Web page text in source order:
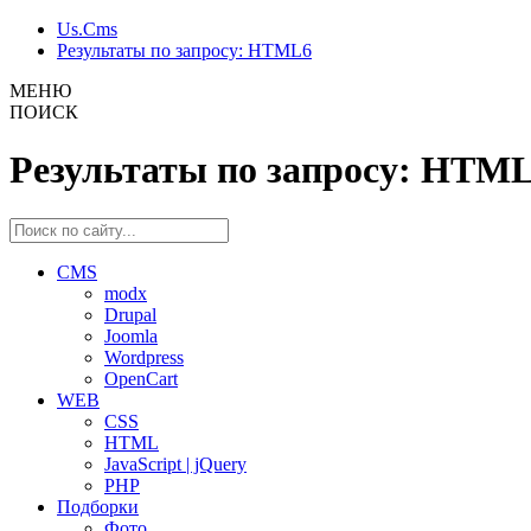
Us.Cms
Результаты по запросу: HTML6
МЕНЮ
ПОИСК
Результаты по запросу:
CMS
modx
Drupal
Joomla
Wordpress
OpenCart
WEB
CSS
HTML
JavaScript | jQuery
PHP
Подборки